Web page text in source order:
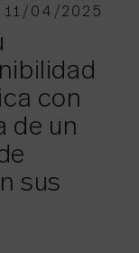
11/04/2025
con
de un
sus